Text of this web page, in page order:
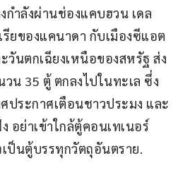
กำลังผ่านช่องแคบฮวน เดล
ยของแคนาดา กับเมืองซีแอต
วันตกเฉียงเหนือของสหรัฐ ส่ง
น 35 ตู้ ตกลงไปในทะเล ซึ่ง
ประกาศเตือนชาวประมง และ
อย่าเข้าใกล้ตู้คอนเทเนอร์
ป็นตู้บรรทุกวัตถุอันตราย.